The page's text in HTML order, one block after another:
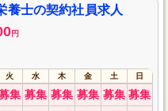
養士の契約社員求人
円
火 水 木 金 土 日
集 募集 募集 募集 募集 募集